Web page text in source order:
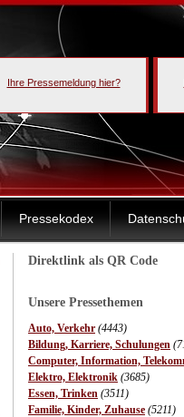
Ihre Pressemeldung hier?
Pressekodex
Direktlink als QR Code
Unsere Pressethemen
Auto, Verkehr (4443)
Bildung, Karriere, Schulungen
Computer, Information,
Elektro, Elektronik (3685)
Essen, Trinken (3511)
Familie, Kinder, Zuhause (5211)